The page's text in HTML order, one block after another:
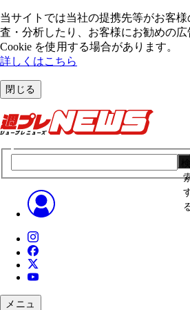
当サイトでは当社の提携先等がお客
査・分析したり、お客様にお勧めの
Cookie を使⽤する場合があります。
詳しくはこちら
閉じる
メニュ